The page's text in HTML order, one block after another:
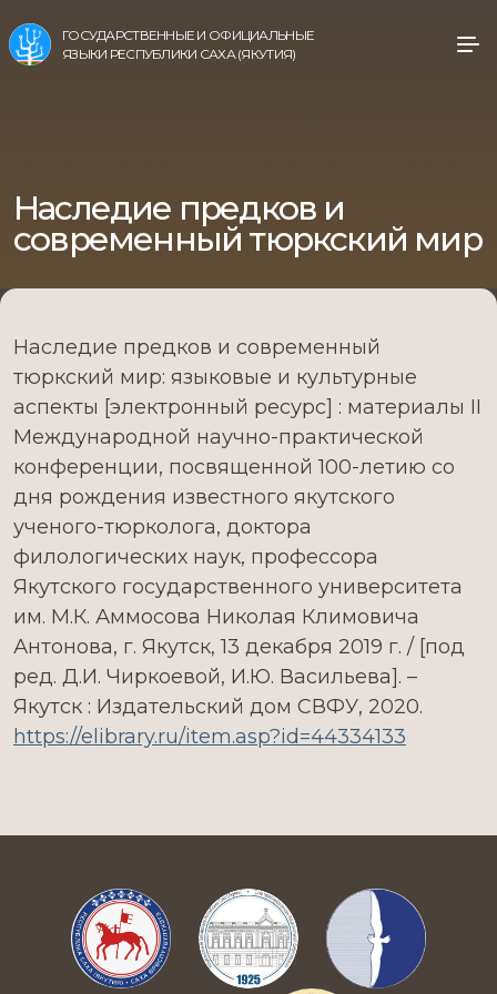
ГОСУДАРСТВЕННЫЕ И ОФИЦИАЛЬНЫЕ
ЯЗЫКИ РЕСПУБЛИКИ САХА (ЯКУТИЯ)
Наследие предков и
современный тюркский мир
Наследие предков и современный
тюркский мир: языковые и культурные
аспекты [электронный ресурс] : материалы II
Международной научно-практической
конференции, посвященной 100-летию со
дня рождения известного якутского
ученого-тюрколога, доктора
филологических наук, профессора
Якутского государственного университета
им. М.К. Аммосова Николая Климовича
Антонова, г. Якутск, 13 декабря 2019 г. / [под
ред. Д.И. Чиркоевой, И.Ю. Васильева]. –
Якутск : Издательский дом СВФУ, 2020.
https://elibrary.ru/item.asp?id=44334133